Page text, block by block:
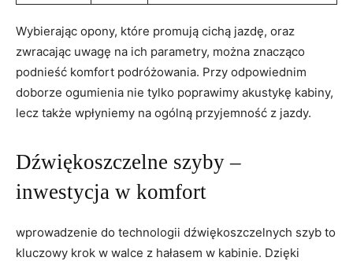
Wybierając opony, które promują cichą jazdę, oraz
zwracając uwagę na ich parametry, ⁢można znacząco
podnieść komfort podróżowania. Przy ⁣odpowiednim
doborze ‌ogumienia ‌nie ⁤tylko‍ poprawimy⁤ akustykę kabiny,
lecz także‍ wpłyniemy na ogólną przyjemność⁢ z jazdy.
Dźwiękoszczelne szyby –
⁤inwestycja w komfort
wprowadzenie do technologii dźwiękoszczelnych szyb to⁣
kluczowy krok w ‌walce ⁢z hałasem w kabinie. Dzięki